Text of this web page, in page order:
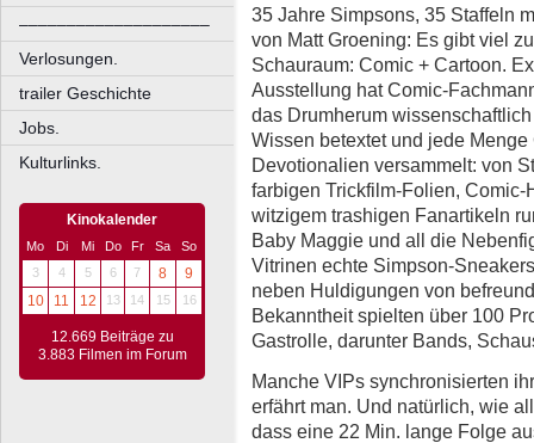
––––––––––––––––––––
Verlosungen.
trailer Geschichte
Jobs.
Kulturlinks.
Kinokalender
Mo Di Mi Do Fr Sa
So
3
4 5 6 7 8
9
10
11 12 13 14 15 16
12.669 Beiträge zu
3.883 Filmen im Forum
35 Jahre Simpsons, 35 Staffeln
von Matt Groening: Es gibt viel
Schauraum: Comic + Cartoon.
Ausstellung hat Comic-
das Drumherum
Wissen betextet und jede
Devotionalien versammelt: von
farbigen Trickfilm-Folien,
witzigem trashigen Fanartikeln
Baby Maggie und all die
Vitrinen echte Simpson-
neben Huldigungen von
Bekanntheit spielten über 100
Gastrolle, darunter Bands,
Manche VIPs synchronisierten
erfährt man. Und natürlich, wie
dass eine 22 Min. lange Folge